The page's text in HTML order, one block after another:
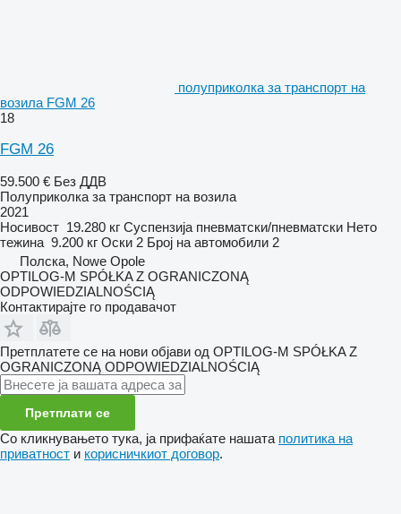
полуприколка за транспорт на
возила FGM 26
18
FGM 26
59.500 € Без ДДВ
Полуприколка за транспорт на возила
2021
Носивост 19.280 кг Суспензија пневматски/пневматски Нето
тежина 9.200 кг Оски 2 Број на автомобили 2
Полска, Nowe Opole
OPTILOG-M SPÓŁKA Z OGRANICZONĄ
ODPOWIEDZIALNOŚCIĄ
Контактирајте го продавачот
Претплатете се на нови објави од OPTILOG-M SPÓŁKA Z
OGRANICZONĄ ODPOWIEDZIALNOŚCIĄ
Претплати се
Со кликнувањето тука, ја прифаќате нашата политика на
приватност и корисничкиот договор.